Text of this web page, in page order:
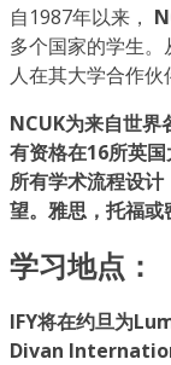
自1987年以来，
多个国家的学生
人在其大学合作伙
NCUK为来自世界
有资格在16所英
所有学术流程设
望。雅思，托福或
学习地点：
IFY将在约旦为
Divan